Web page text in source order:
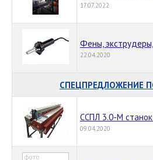
17.07.2022
Фены,
22.04.2020
СПЕЦПРЕДЛОЖЕНИЕ
ССПЛ 3.0-М
09.04.2020